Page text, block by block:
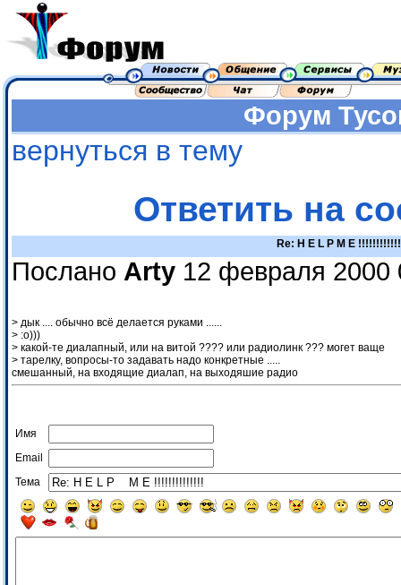
Форум
вернуться в тему
Ответить на
Re: H E L P M E
Послано Arty 12 февраля 2000
> дык .... обычно всё делается руками ......
> :о)))
> какой-те диалапный, или на витой ???? или радиолинк ??? могет ваще
> тарелку, вопросы-то задавать надо конкретные .....
смешанный, на входящие диалап, на выходяшие радио
Имя
Email
Тема